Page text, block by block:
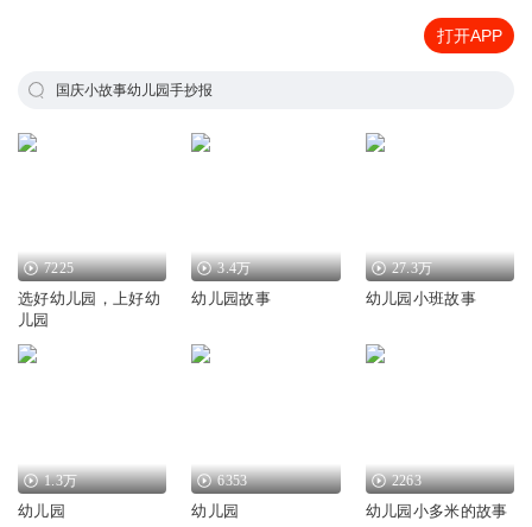
打开APP
国庆小故事幼儿园手抄报
7225
选好幼儿园，上好幼
儿园
3.4万
幼儿园故事
27.3万
幼儿园小班故事
1.3万
幼儿园
6353
幼儿园
2263
幼儿园小多米的故事